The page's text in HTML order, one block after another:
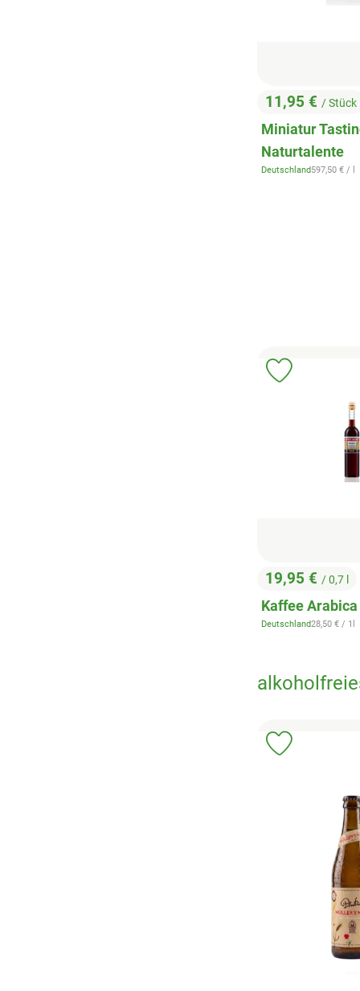
, Preis:
11,95 € / Stück
Miniatur
Naturtalente
, Herkunft:
Deutschland,597,50 € / l
, Preis:
19,95 € / 0,7 l
Kaffee
, Herkunft:
Deutschland,28,50 € / 1l
Produkt
Produkt